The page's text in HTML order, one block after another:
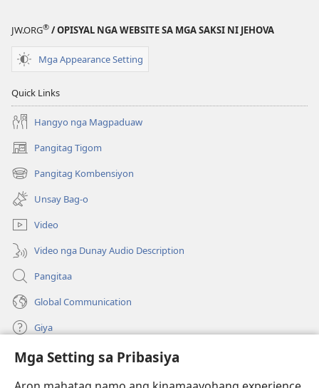
Mga Setting sa Pribasiya
JW.ORG® / OPISYAL NGA WEBSITE SA MGA SAKSI NI JEHOVA
Mga Appearance Setting
Quick Links
Hangyo nga Magpaduaw
Pangitag Tigom
(mo-
open
ug
bag-
ong
window)
Pangitag Kombensiyon
(mo-
open
ug
bag-
ong
window)
Unsay Bag-o
Video
Video nga Dunay Audio Description
Pangitaa
Global Communication
Giya
Donasyon
(mo-
open